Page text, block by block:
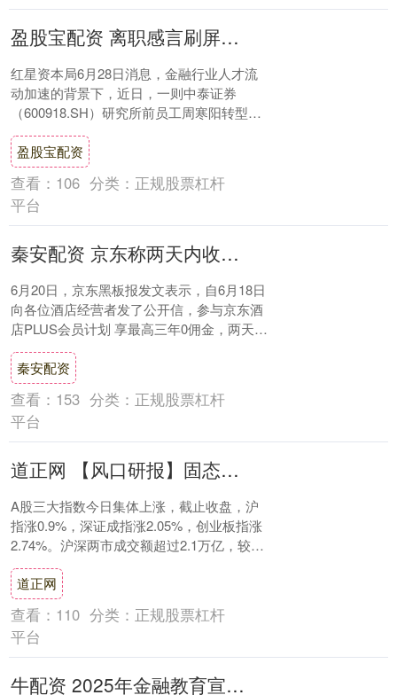
盈股宝配资 离职感言刷屏！中泰证券研究所前员工回应“转型教培”：两份工作有相似之处
红星资本局6月28日消息，金融行业人才流
动加速的背景下，近日，一则中泰证券
（600918.SH）研究所前员工周寒阳转型做
教培的离职感言截图，引发行业热议。 图
源....
盈股宝配资
查看： 106 分类： 正规股票杠杆
平台
秦安配资 京东称两天内收到近5万家酒店商家入驻申请
6月20日，京东黑板报发文表示，自6月18日
向各位酒店经营者发了公开信，参与京东酒
店PLUS会员计划 享最高三年0佣金，两天
内，我们收到了近5万家酒店商家的入驻....
秦安配资
查看： 153 分类： 正规股票杠杆
平台
道正网 【风口研报】固态技术破局与储能需求超预期：锂电景气度或继续抬升
A股三大指数今日集体上涨，截止收盘，沪
指涨0.9%，深证成指涨2.05%，创业板指涨
2.74%。沪深两市成交额超过2.1万亿，较上
一交易日微幅缩量。行业板块多数....
道正网
查看： 110 分类： 正规股票杠杆
平台
牛配资 2025年金融教育宣传周正在进行！投资者如何避“坑”？